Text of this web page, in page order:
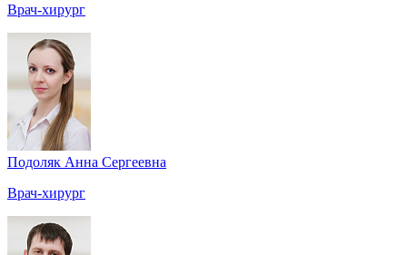
Врач-хирург
Подоляк Анна Сергеевна
Врач-хирург